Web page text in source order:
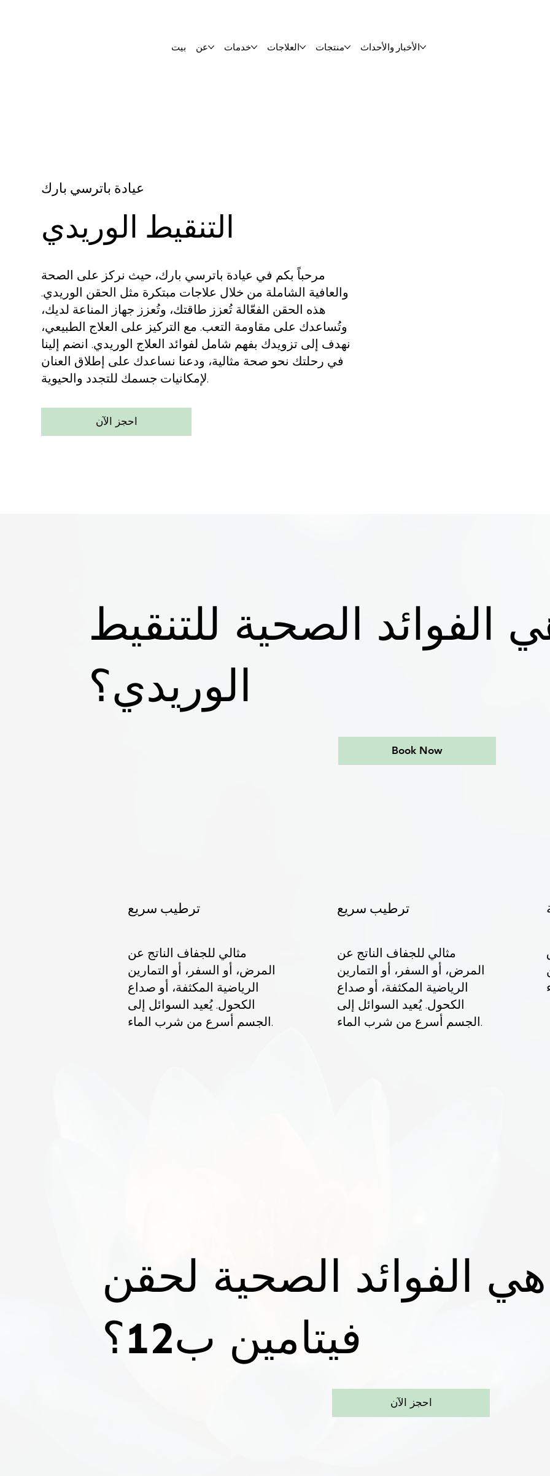
بيت عن خدمات العلاجات منتجات الأخبار والأحداث
مرحباً بكم في عيادة باترسي بارك، حيث نركز على الصحة
والعافية الشاملة من خلال علاجات مبتكرة مثل الحقن الوريدي.
هذه الحقن الفعّالة تُعزز طاقتك، وتُعزز جهاز المناعة لديك،
وتُساعدك على مقاومة التعب. مع التركيز على العلاج الطبيعي،
نهدف إلى تزويدك بفهم شامل لفوائد العلاج الوريدي. انضم إلينا
في رحلتك نحو صحة مثالية، ودعنا نساعدك على إطلاق العنان
لإمكانيات جسمك للتجدد والحيوية.
احجز الآن
التنقيط الوريدي
عيادة باترسي بارك
الفوائد الصحية للتنقيط
الوريدي؟
Book Now
ترطيب سريع
مثالي للجفاف الناتج عن
المرض، أو السفر، أو التمارين
الرياضية المكثفة، أو صداع
الكحول. يُعيد السوائل إلى
الجسم أسرع من شرب الماء.
ترطيب سريع
مثالي للجفاف الناتج عن
المرض، أو السفر، أو التمارين
الرياضية المكثفة، أو صداع
الكحول. يُعيد السوائل إلى
الجسم أسرع من شرب الماء.
الفوائد الصحية لحقن
فيتامين ب12؟
احجز الآن